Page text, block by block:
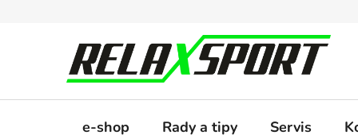
e-shop Rady a tipy Servis